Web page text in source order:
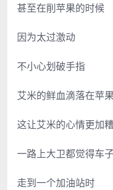
甚至在削苹果的时候
因为太过激动
不小心划破手指
艾米的鲜血滴落在苹
这让艾米的心情更加
一路上大卫都觉得车
走到一个加油站时